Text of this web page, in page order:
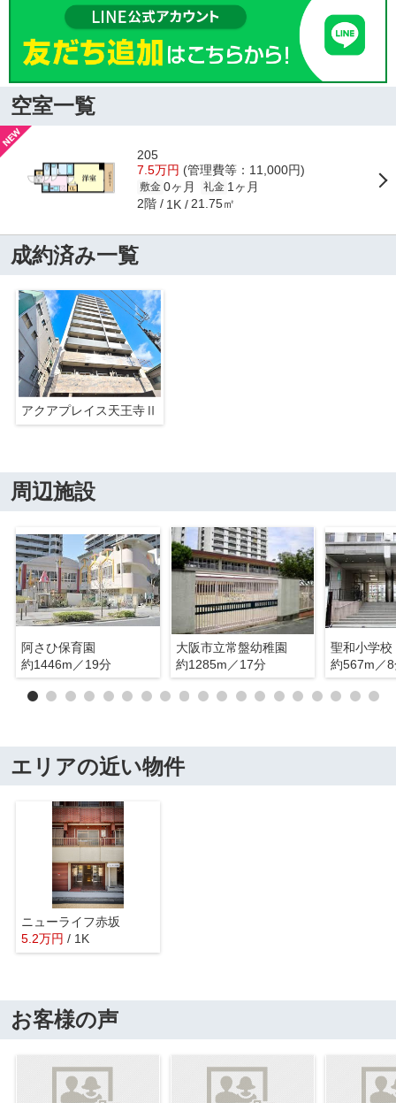
空室一覧
205
7.5万円 (管理費等：11,000円)
敷金 0ヶ月 礼金 1ヶ月
2階 1K 21.75㎡
成約済み一覧
アクアプレイス天王寺Ⅱ
周辺施設
阿さひ保育園
約1446m／19分
大阪市立常盤幼稚園
約1285m／17分
聖和小学校
約567m／
エリアの近い物件
ニューライフ赤坂
5.2万円 / 1K
お客様の声